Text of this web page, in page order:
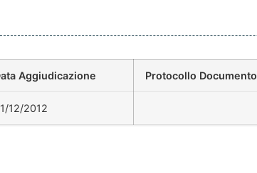
Aggiudicazione Protocollo Documento
12/2012